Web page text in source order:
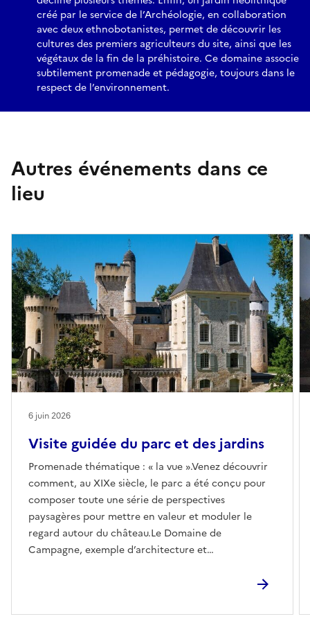
créé par le service de l’Archéologie, en collaboration
avec deux ethnobotanistes, permet de découvrir les
cultures des premiers agriculteurs du site, ainsi que les
végétaux de la fin de la préhistoire. Ce domaine associe
subtilement promenade et pédagogie, toujours dans le
respect de l’environnement.
Autres événements dans ce
lieu
Visite guidée du parc et des jardins
Promenade thématique : « la vue ».Venez découvrir
comment, au XIXe siècle, le parc a été conçu pour
composer toute une série de perspectives
paysagères pour mettre en valeur et moduler le
regard autour du château.Le Domaine de
Campagne, exemple d’architecture et
porte l’empreinte du mouvement paysager anglais
thème de la « vue », un jardinier du domaine vous
6 juin 2026